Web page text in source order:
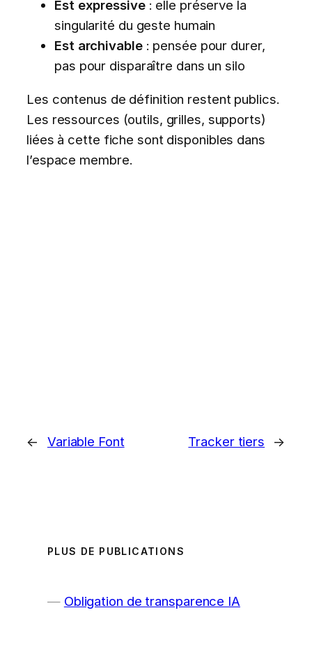
Est expressive: elle préserve la
singularité du geste humain
Est archivable: pensée pour durer,
pas pour disparaître dans un silo
Les contenus de définition restent publics.
Les ressources (outils, grilles, supports)
liées à cette fiche sont disponibles dans
l’espace membre.
← Variable Font Tracker tiers →
PLUS DE PUBLICATIONS
Obligation de transparence IA